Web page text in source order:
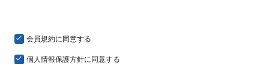
会員規約に同意する
個人情報保護方針に同意する